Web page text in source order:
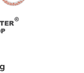
Arzt oder
kann höher sein,